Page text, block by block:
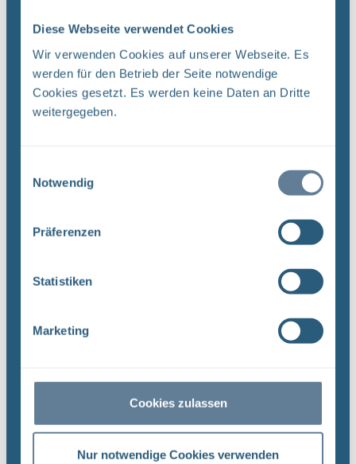
Diese Webseite verwendet Cookies
Wir verwenden Cookies auf unserer Webseite. Es
werden für den Betrieb der Seite notwendige
Cookies gesetzt. Es werden keine Daten an Dritte
weitergegeben.
Notwendig
Präferenzen
Statistiken
Marketing
Cookies zulassen
Nur notwendige Cookies verwenden
Infostellen Asse, Konrad und Morsleben für vier
2020. ...
BGE Endlager Konrad Endlager Morsleben Asse Die
BGE-Öffentlichkeitsarbeit ist durch die Corona-
Pandemie stark eingeschränkt. Veranstaltungen,
das persönliche Gespräch und
Infostellen wegen Corona-Pandemie
geschlossen
BGE schließt wegen der Corona-Pandemie erneut
die Infostellen Asse, Konrad und Morsleben. Mit
der Schließung setzt die BGE die